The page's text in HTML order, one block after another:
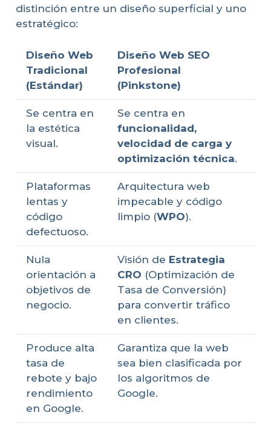
distinción entre un diseño superficial y uno
estratégico:
Diseño Web
Tradicional
(Estándar)
Diseño Web SEO
Profesional
(Pinkstone)
Se centra en
la estética
visual.
Se centra en
funcionalidad,
velocidad de carga y
optimización técnica.
Plataformas
lentas y
código
defectuoso.
Arquitectura web
impecable y código
limpio (WPO).
Nula
orientación a
objetivos de
negocio.
Visión de Estrategia
CRO (Optimización de
Tasa de Conversión)
para convertir tráfico
en clientes.
Produce alta
tasa de
rebote y bajo
rendimiento
en Google.
Garantiza que la web
sea bien clasificada por
los algoritmos de
Google.